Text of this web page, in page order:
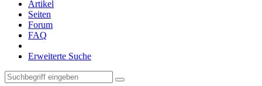
Artikel
Seiten
Forum
FAQ
Erweiterte Suche